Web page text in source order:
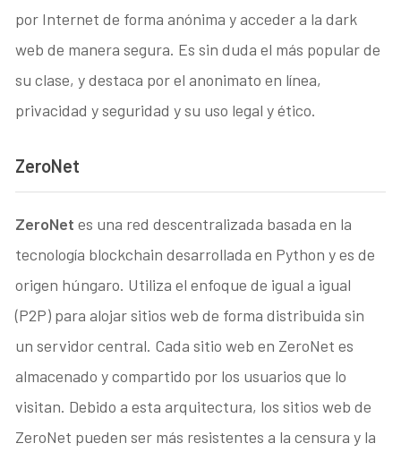
por Internet de forma anónima y acceder a la dark
web de manera segura. Es sin duda el más popular de
su clase, y destaca por el anonimato en línea,
privacidad y seguridad y su uso legal y ético.
ZeroNet
ZeroNet es una red descentralizada basada en la
tecnología blockchain desarrollada en Python y es de
origen húngaro. Utiliza el enfoque de igual a igual
(P2P) para alojar sitios web de forma distribuida sin
un servidor central. Cada sitio web en ZeroNet es
almacenado y compartido por los usuarios que lo
visitan. Debido a esta arquitectura, los sitios web de
ZeroNet pueden ser más resistentes a la censura y la